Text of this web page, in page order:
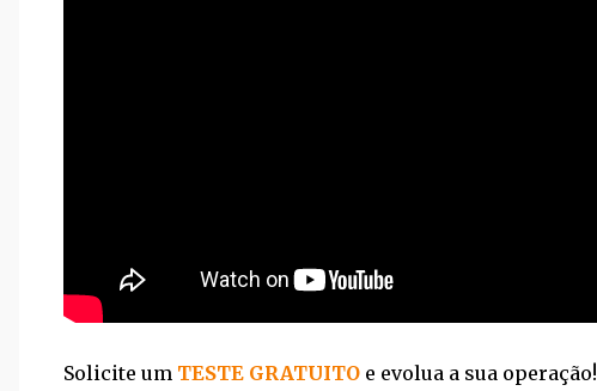
Solicite um TESTE GRATUITO e evolua a sua operação!